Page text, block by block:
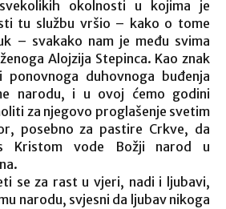
okolnosti u kojima je
tu službu vršio – kako o tome
– svakako nam je među svima
Alojzija Stepinca. Kao znak
ponovnoga duhovnoga buđenja
narodu, i u ovoj ćemo godini
za njegovo proglašenje svetim
posebno za pastire Crkve, da
Kristom vode Božji narod u
se za rast u vjeri, nadi i ljubavi,
narodu, svjesni da ljubav nikoga